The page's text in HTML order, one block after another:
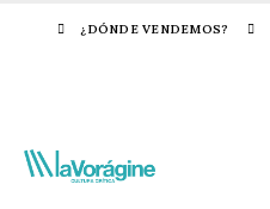
¿DÓNDE VENDEMOS?